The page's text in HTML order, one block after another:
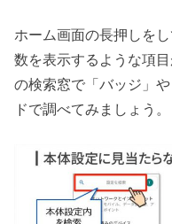
ホーム画面の長押しを
数を表示するような項
の検索窓で「バッジ」
ドで調べてみましょう。